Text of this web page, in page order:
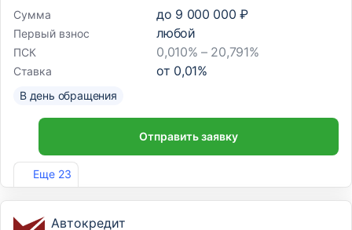
Еще 23
Сумма
до 9 000 000 ₽
Первый взнос любой
ПСК 0,010% – 20,791%
Ставка от 0,01%
В день обращения
Отправить заявку
Лиц. №963
Автокредит